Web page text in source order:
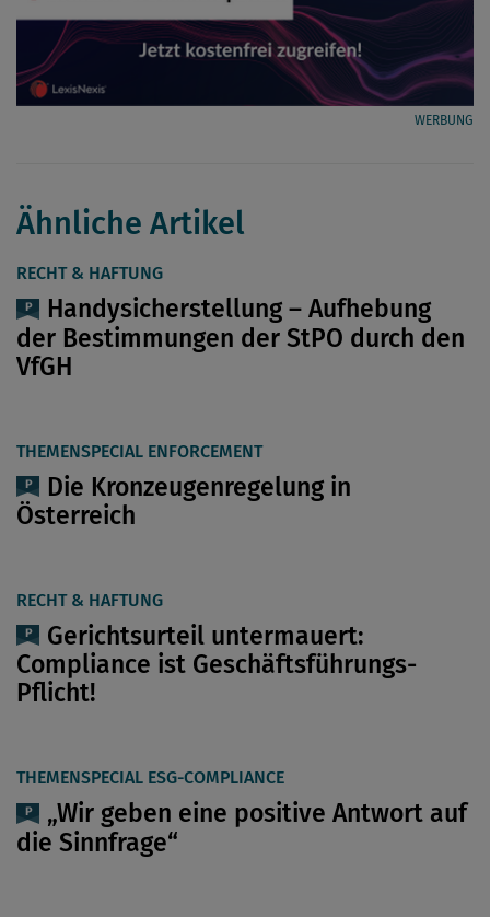
WERBUNG
Ähnliche Artikel
RECHT & HAFTUNG
Handysicherstellung – Aufhebung
der Bestimmungen der StPO durch den
VfGH
THEMENSPECIAL ENFORCEMENT
Die Kronzeugenregelung in
Österreich
RECHT & HAFTUNG
Gerichtsurteil untermauert:
Compliance ist Geschäftsführungs-
Pflicht!
THEMENSPECIAL ESG-COMPLIANCE
„Wir geben eine positive Antwort auf
die Sinnfrage“